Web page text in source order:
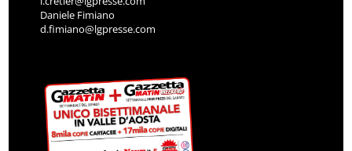
Daniele Fimiano
d.fimiano@lgpresse.com